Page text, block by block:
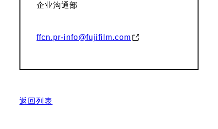
企业沟通部
ffcn.pr-info@fujifilm.com
返回列表